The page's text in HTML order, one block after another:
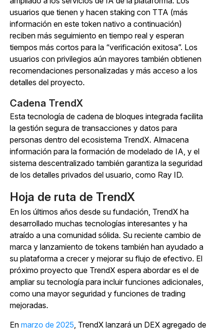
usuarios que tienen y hacen staking con TTA (más
información en este token nativo a continuación)
reciben más seguimiento en tiempo real y esperan
tiempos más cortos para la “verificación exitosa”. Los
usuarios con privilegios aún mayores también obtienen
recomendaciones personalizadas y más acceso a los
detalles del proyecto.
Cadena TrendX
Esta tecnología de cadena de bloques integrada facilita
la gestión segura de transacciones y datos para
personas dentro del ecosistema TrendX. Almacena
información para la formación de modelado de IA, y el
sistema descentralizado también garantiza la seguridad
de los detalles privados del usuario, como Ray ID.
Hoja de ruta de TrendX
En los últimos años desde su fundación, TrendX ha
desarrollado muchas tecnologías interesantes y ha
atraído a una comunidad sólida. Su reciente cambio de
marca y lanzamiento de tokens también han ayudado a
su plataforma a crecer y mejorar su flujo de efectivo. El
próximo proyecto que TrendX espera abordar es el de
ampliar su tecnología para incluir funciones adicionales,
como una mayor seguridad y funciones de trading
mejoradas.
En marzo de 2025, TrendX lanzará un DEX agregado de